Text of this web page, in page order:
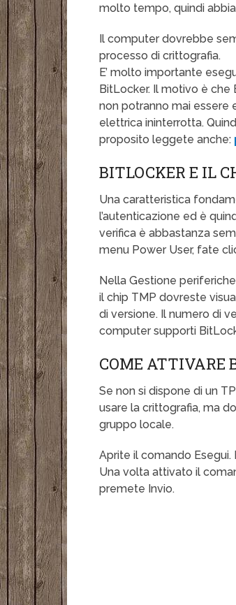
molto tempo, quindi
Il computer dovrebbe
processo di crittografia.
E’ molto importante
BitLocker. Il motivo è
non potranno mai essere
elettrica ininterrotta.
proposito leggete anche:
BITLOCKER E IL
Una caratteristica
l’autenticazione ed è
verifica è abbastanza
menu Power User, fate
Nella Gestione
il chip TMP dovreste
di versione. Il numero di
computer supporti
COME ATTIVARE
Se non si dispone di un
usare la crittografia, ma
gruppo locale.
Aprite il comando
Una volta attivato il
premete Invio.